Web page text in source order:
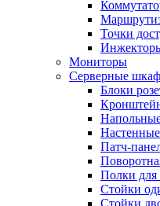
Точки
Мониторы
Серверные
Блоки
Патч-
Полки для
Стойки
Стойки